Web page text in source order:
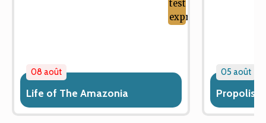
08 août
Life of The Amazonia
05 août
Propolis